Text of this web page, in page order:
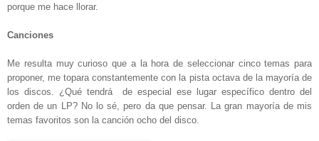
porque me hace llorar.
Canciones
Me resulta muy curioso que a la hora de seleccionar cinco temas para
proponer, me topara constantemente con la pista octava de la mayoría de
los discos. ¿Qué tendrá de especial ese lugar específico dentro del
orden de un LP? No lo sé, pero da que pensar. La gran mayoría de mis
temas favoritos son la canción ocho del disco.